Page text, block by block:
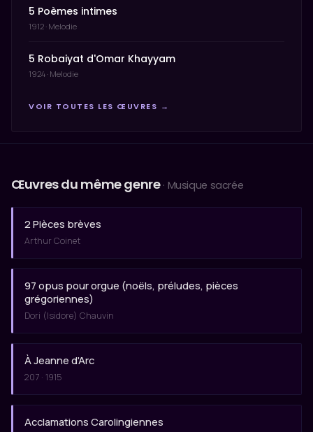
5 Poèmes intimes
1912 · Melodie
5 Robaiyat d'Omar Khayyam
1924 · Melodie
VOIR TOUTES LES ŒUVRES →
Œuvres du même genre · Musique sacrée
2 Pièces brèves
Arthur Coinet
97 opus pour orgue (noëls, préludes, pièces
grégoriennes)
Dori (Isidore) Chauvin
À Jeanne d'Arc
207 · 1915
Acclamations Carolingiennes